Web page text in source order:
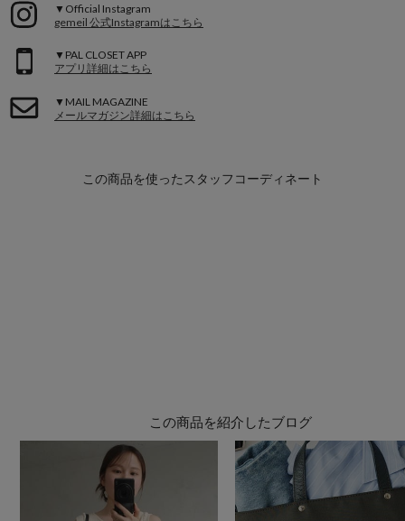
▼Official Instagram
gemeil 公式Instagramはこちら
▼PAL CLOSET APP
アプリ詳細はこちら
▼MAIL MAGAZINE
メールマガジン詳細はこちら
この商品を紹介したブログ